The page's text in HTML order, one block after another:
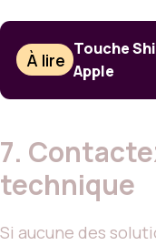
À lire
Touche
Apple
7.
technique
Si aucune des